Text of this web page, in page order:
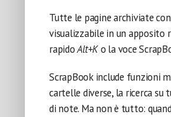
Tutte le pagine archiviate
visualizzabile in un apposito
rapidoAlt+Ko la voce
ScrapBook include funzioni
cartelle diverse, la ricerca
di note. Ma non è tutto: